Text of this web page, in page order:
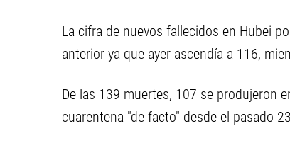
La cifra de nuevos fallecidos en Hubei
anterior ya que ayer ascendía a 116,
De las 139 muertes, 107 se produjeron
cuarentena "de facto" desde el pasado